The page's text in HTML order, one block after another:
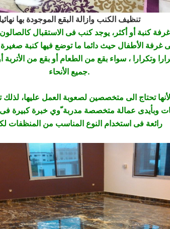
تنظيف الكنب وازالة البقع الموجودة بها نهائيا
كنبة أو أكثر، يوجد كنب فى الاستقبال
وتكرارا ، سواء بقع من الطعام أو بقع من
جميع الأنحاء.
تحتاج الى متخصصين لصعوبة العمل عليها،
وبأيدى عمالة متخصصة مدربة ّوي خبرة كبيرة فى
رائعة فى استخدام النوع المناسب من المنظفات